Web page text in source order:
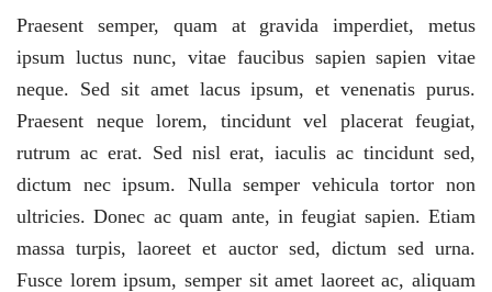
Praesent semper, quam at gravida imperdiet, metus
ipsum luctus nunc, vitae faucibus sapien sapien vitae
neque. Sed sit amet lacus ipsum, et venenatis purus.
Praesent neque lorem, tincidunt vel placerat feugiat,
rutrum ac erat. Sed nisl erat, iaculis ac tincidunt sed,
dictum nec ipsum. Nulla semper vehicula tortor non
ultricies. Donec ac quam ante, in feugiat sapien. Etiam
massa turpis, laoreet et auctor sed, dictum sed urna.
Fusce lorem ipsum, semper sit amet laoreet ac, aliquam